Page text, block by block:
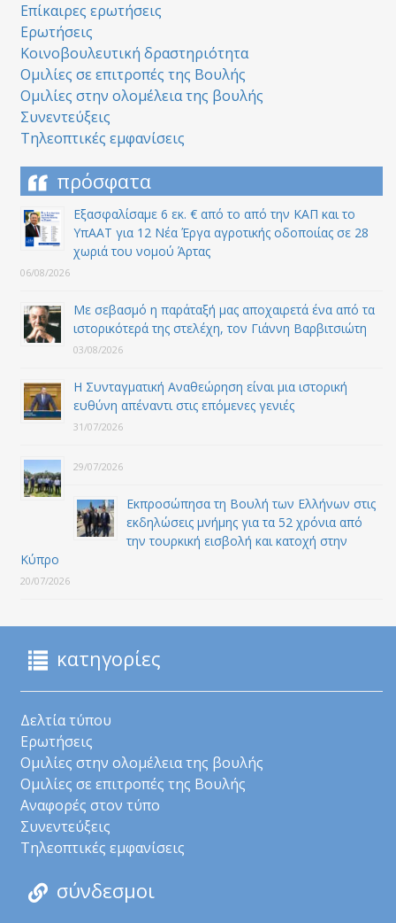
Επίκαιρες ερωτήσεις
Ερωτήσεις
Κοινοβουλευτική δραστηριότητα
Ομιλίες σε επιτροπές της Βουλής
Ομιλίες στην ολομέλεια της βουλής
Συνεντεύξεις
Τηλεοπτικές εμφανίσεις
πρόσφατα
Εξασφαλίσαμε 6 εκ. € από το από την ΚΑΠ και το
ΥπΑΑΤ για 12 Nέα Έργα αγροτικής οδοποιίας σε 28
χωριά του νομού Άρτας
06/08/2026
Με σεβασμό η παράταξή μας αποχαιρετά ένα από τα
ιστορικότερά της στελέχη, τον Γιάννη Βαρβιτσιώτη
03/08/2026
Η Συνταγματική Αναθεώρηση είναι μια ιστορική
ευθύνη απέναντι στις επόμενες γενιές
31/07/2026
29/07/2026
Εκπροσώπησα τη Βουλή των Ελλήνων στις
εκδηλώσεις μνήμης για τα 52 χρόνια από
την τουρκική εισβολή και κατοχή στην
Κύπρο
20/07/2026
κατηγορίες
Δελτία τύπου
Ερωτήσεις
Ομιλίες στην ολομέλεια της βουλής
Ομιλίες σε επιτροπές της Βουλής
Αναφορές στον τύπο
Συνεντεύξεις
Τηλεοπτικές εμφανίσεις
σύνδεσμοι